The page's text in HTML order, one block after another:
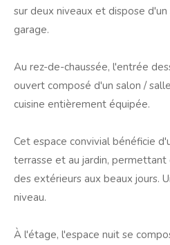
sur deux niveaux et dispose
garage.
Au rez-de-chaussée, l'entrée
ouvert composé d'un salon /
cuisine entièrement équipée.
Cet espace convivial bénéficie
terrasse et au jardin,
des extérieurs aux beaux jours.
niveau.
À l'étage, l'espace nuit se